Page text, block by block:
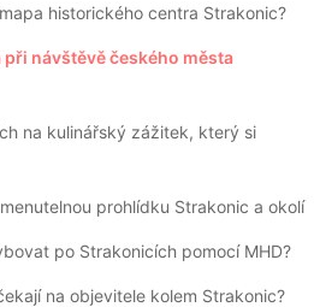
historického centra Strakonic?
návštěvě českého města
na kulinářský zážitek, který si
prohlídku Strakonic a okolí
po Strakonicích pomocí MHD?
na objevitele kolem Strakonic?